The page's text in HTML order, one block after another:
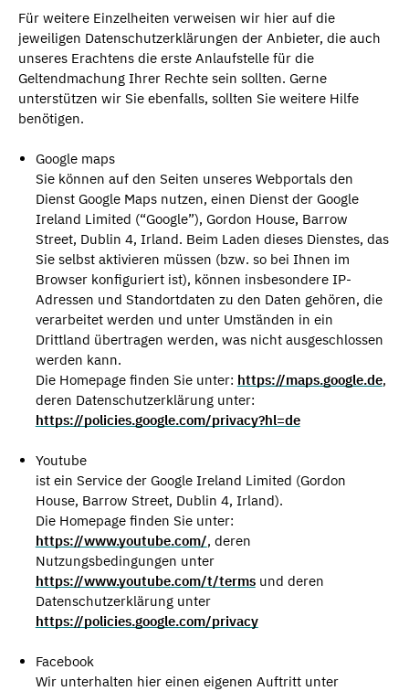
Für weitere Einzelheiten verweisen wir hier auf die
jeweiligen Datenschutzerklärungen der Anbieter, die auch
unseres Erachtens die erste Anlaufstelle für die
Geltendmachung Ihrer Rechte sein sollten. Gerne
unterstützen wir Sie ebenfalls, sollten Sie weitere Hilfe
benötigen.
Google maps
Sie können auf den Seiten unseres Webportals den
Dienst Google Maps nutzen, einen Dienst der Google
Ireland Limited (“Google”), Gordon House, Barrow
Street, Dublin 4, Irland. Beim Laden dieses Dienstes, das
Sie selbst aktivieren müssen (bzw. so bei Ihnen im
Browser konfiguriert ist), können insbesondere IP-
Adressen und Standortdaten zu den Daten gehören, die
verarbeitet werden und unter Umständen in ein
Drittland übertragen werden, was nicht ausgeschlossen
werden kann.
Die Homepage finden Sie unter: https://maps.google.de,
deren Datenschutzerklärung unter:
https://policies.google.com/privacy?hl=de
Youtube
ist ein Service der Google Ireland Limited (Gordon
House, Barrow Street, Dublin 4, Irland).
Die Homepage finden Sie unter:
https://www.youtube.com/, deren
Nutzungsbedingungen unter
https://www.youtube.com/t/termsund deren
Datenschutzerklärung unter
https://policies.google.com/privacy
Facebook
Wir unterhalten hier einen eigenen Auftritt unter